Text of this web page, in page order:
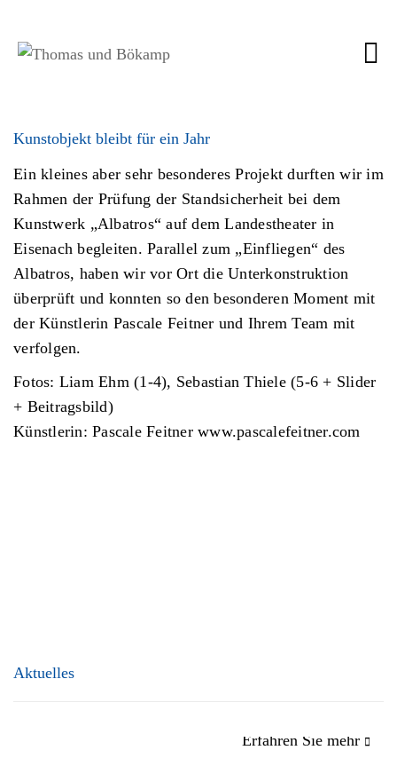
Kunstobjekt bleibt für ein Jahr
Ein kleines aber sehr besonderes Projekt durften wir im
Rahmen der Prüfung der Standsicherheit bei dem
Kunstwerk „Albatros“ auf dem Landestheater in
Eisenach begleiten. Parallel zum „Einfliegen“ des
Albatros, haben wir vor Ort die Unterkonstruktion
überprüft und konnten so den besonderen Moment mit
der Künstlerin Pascale Feitner und Ihrem Team mit
verfolgen.
Fotos: Liam Ehm (1-4), Sebastian Thiele (5-6 + Slider
+ Beitragsbild)
Künstlerin: Pascale Feitner www.pascalefeitner.com
Aktuelles
Erfahren Sie mehr